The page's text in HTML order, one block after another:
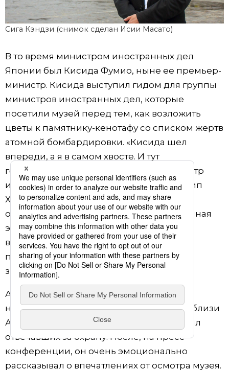
Сига Кэндзи (снимок сделан Исии Масато)
В то время министром иностранных дел
Японии был Кисида Фумио, ныне ее премьер-
министр. Кисида выступил гидом для группы
министров иностранных дел, которые
посетили музей перед тем, как возложить
цветы к памятнику-кенотафу со списком жертв
атомной бомбардировки. «Кисида шел
впереди, а я в самом хвосте. И тут
госсекретарь США Джон Керри и министр
иностранных дел Великобритании Филип
Хэммонд стали понемногу отставать от
основной группы. Их явно увлекла музейная
экспозиция, и я видел, что они очень
внимательно осматривали вещи
пострадавших и документы, что это
заинтересовало их лично».
А затем Керри и вовсе отклонился от
намеченного маршрута, чтобы пройти вблизи
Атомного купола, чем немало встревожил
отвечавших за охрану. После, на пресс-
конференции, он очень эмоционально
рассказывал о впечатлениях от осмотра музея.